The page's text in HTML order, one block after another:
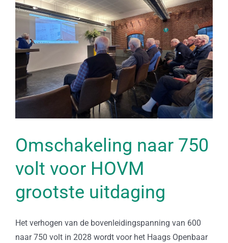
afbeelding
Omschakeling naar 750
volt voor HOVM
grootste uitdaging
Het verhogen van de bovenleidingspanning van 600
naar 750 volt in 2028 wordt voor het Haags Openbaar